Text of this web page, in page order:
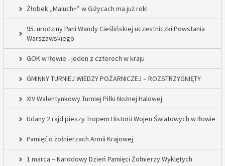
Żłobek „Maluch+” w Giżycach ma już rok!
95. urodziny Pani Wandy Cieślińskiej uczestniczki Powstania
Warszawskiego
GOK w Iłowie - jeden z czterech w kraju
GMINNY TURNIEJ WIEDZY POŻARNICZEJ – ROZSTRZYGNIĘTY
XIV Walentynkowy Turniej Piłki Nożnej Halowej
Udany 2 rajd pieszy Tropem Historii Wojen Światowych w Iłowie
Pamięć o żołnierzach Armii Krajowej
1 marca – Narodowy Dzień Pamięci Żołnierzy Wyklętych